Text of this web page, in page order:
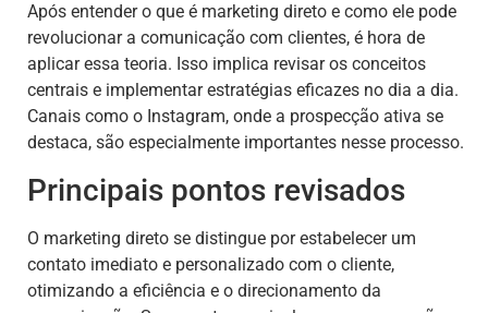
Após entender o que é marketing direto e como ele pode
revolucionar a comunicação com clientes, é hora de
aplicar essa teoria. Isso implica revisar os conceitos
centrais e implementar estratégias eficazes no dia a dia.
Canais como o Instagram, onde a prospecção ativa se
destaca, são especialmente importantes nesse processo.
Principais pontos revisados
O marketing direto se distingue por estabelecer um
contato imediato e personalizado com o cliente,
otimizando a eficiência e o direcionamento da